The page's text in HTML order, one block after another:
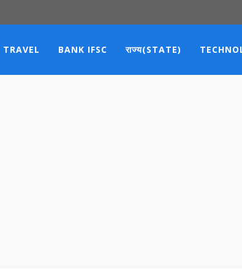
TRAVEL BANK IFSC राज्य(STATE)